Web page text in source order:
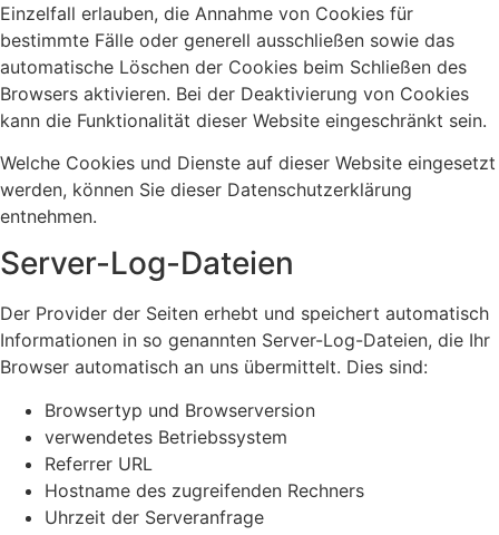
Einzelfall erlauben, die Annahme von Cookies für
bestimmte Fälle oder generell ausschließen sowie das
automatische Löschen der Cookies beim Schließen des
Browsers aktivieren. Bei der Deaktivierung von Cookies
kann die Funktionalität dieser Website eingeschränkt sein.
Welche Cookies und Dienste auf dieser Website eingesetzt
werden, können Sie dieser Datenschutzerklärung
entnehmen.
Server-Log-Dateien
Der Provider der Seiten erhebt und speichert automatisch
Informationen in so genannten Server-Log-Dateien, die Ihr
Browser automatisch an uns übermittelt. Dies sind:
Browsertyp und Browserversion
verwendetes Betriebssystem
Referrer URL
Hostname des zugreifenden Rechners
Uhrzeit der Serveranfrage